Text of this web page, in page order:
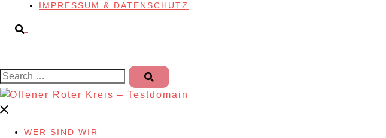
IMPRESSUM & DATENSCHUTZ
Search…
WER SIND WIR